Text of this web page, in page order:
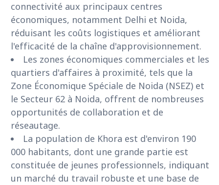
connectivité aux principaux centres
économiques, notamment Delhi et Noida,
réduisant les coûts logistiques et améliorant
l'efficacité de la chaîne d'approvisionnement.
Les zones économiques commerciales et les
quartiers d'affaires à proximité, tels que la
Zone Économique Spéciale de Noida (NSEZ) et
le Secteur 62 à Noida, offrent de nombreuses
opportunités de collaboration et de
réseautage.
La population de Khora est d'environ 190
000 habitants, dont une grande partie est
constituée de jeunes professionnels, indiquant
un marché du travail robuste et une base de